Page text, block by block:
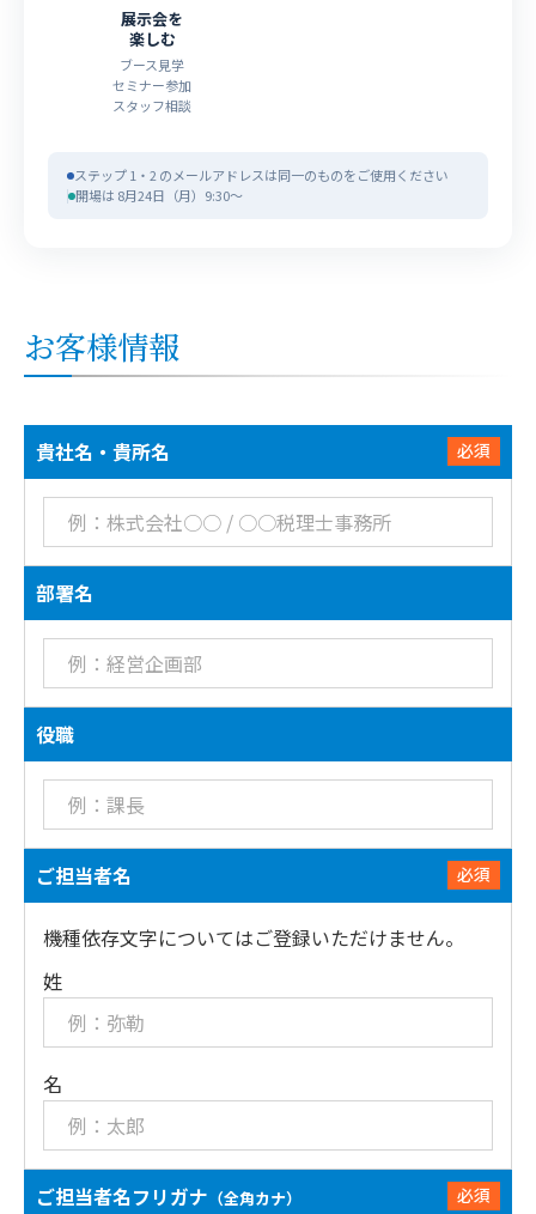
展示会を
楽しむ
ブース見学
セミナー参加
スタッフ相談
ステップ 1・2 のメールアドレスは同一のものをご使用ください
開場は 8月24日（月）9:30〜
お客様情報
必須
貴社名・貴所名
部署名
役職
必須
ご担当者名
機種依存文字についてはご登録いただけません。
姓
名
必須
ご担当者名フリガナ （全角カナ）